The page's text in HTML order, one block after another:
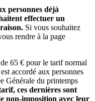
personnes déjà
effectuer un
Si vous souhaitez
rendre à la page
65 € pour le tarif normal
accordé aux personnes
Générale du printemps
ces dernières sont
non-imposition avec leur